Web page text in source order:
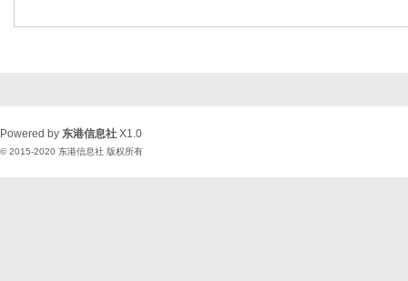
Powered by 东港信息社 X1.0
© 2015-2020 东港信息社 版权所有